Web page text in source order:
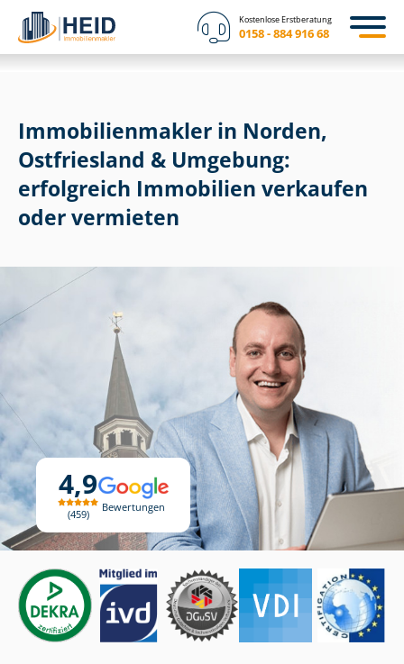
Kostenlose Erstberatung
0158 - 884 916 68
4,9
459
Bewertungen
Im­mo­bi­li­en­mak­ler in Norden,
Ostfriesland & Umgebung:
erfolgreich Immobilien verkaufen
oder vermieten